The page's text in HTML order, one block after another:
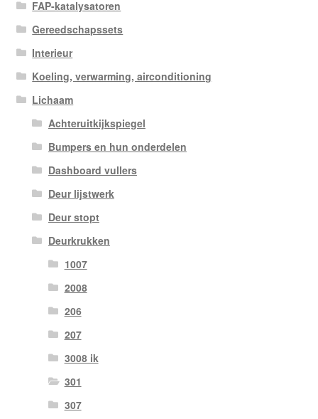
FAP-katalysatoren
Gereedschapssets
Interieur
Koeling, verwarming, airconditioning
Lichaam
Achteruitkijkspiegel
Bumpers en hun onderdelen
Dashboard vullers
Deur lijstwerk
Deur stopt
Deurkrukken
1007
2008
206
207
3008 ik
301
307